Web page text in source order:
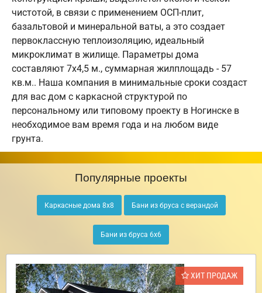
чистотой, в связи с применением ОСП-плит,
базальтовой и минеральной ваты, а это создает
первоклассную теплоизоляцию, идеальный
микроклимат в жилище. Параметры дома
составляют 7х4,5 м., суммарная жилплощадь - 57
кв.м.. Наша компания в минимальные сроки создаст
для вас дом с каркасной структурой по
персональному или типовому проекту в Ногинске в
необходимое вам время года и на любом виде
грунта.
Популярные проекты
Каркасные дома 8х8 Бани из бруса с верандой
Бани из бруса 6х6
ХИТ ПРОДАЖ